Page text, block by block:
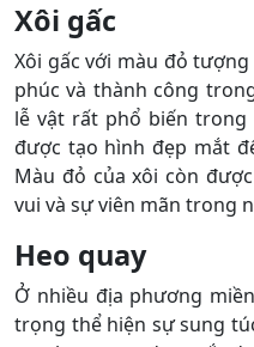
Xôi gấc
Xôi gấc với màu đỏ
phúc và thành công
lễ vật rất phổ biến trong
được tạo hình đẹp mắt
Màu đỏ của xôi còn
vui và sự viên mãn trong
Heo quay
Ở nhiều địa phương
trọng thể hiện sự sung